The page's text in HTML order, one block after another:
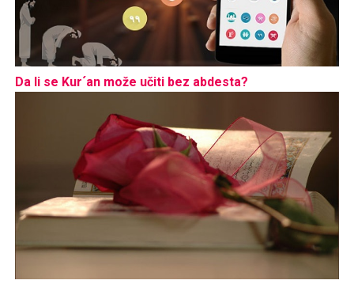
Da li se Kur´an može učiti bez abdesta?